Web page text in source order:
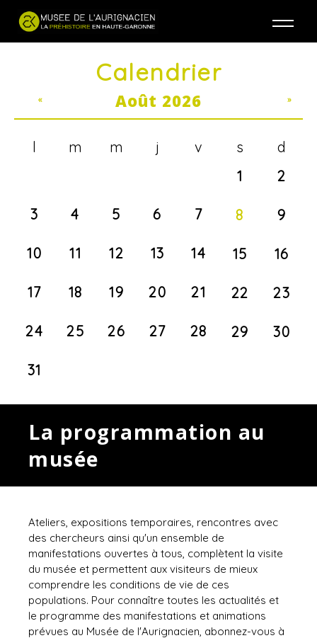
Calendrier
Août 2026
« »
l m m j v s
d
1
2
3 4 5 6 7 8 9
10 11 12 13 14 15 16
17 18 19 20 21 22 23
24 25 26 27 28 29 30
31
La programmation au
musée
Ateliers, expositions temporaires, rencontres avec
des chercheurs ainsi qu'un ensemble de
manifestations ouvertes à tous, complètent la visite
du musée et permettent aux visiteurs de mieux
comprendre les conditions de vie de ces
populations. Pour connaître toutes les actualités et
le programme des manifestations et animations
prévues au Musée de l'Aurignacien, abonnez-vous à